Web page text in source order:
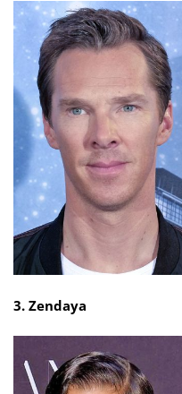
3. Zendaya